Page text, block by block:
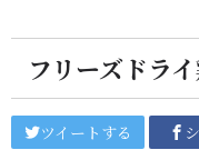
フリーズドラ
ツイートする